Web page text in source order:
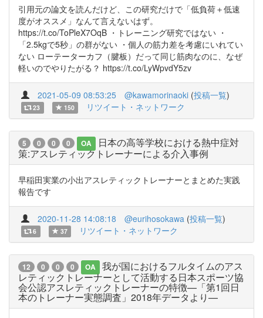
引用元の論文を読んだけど、この研究だけで「低負荷＋低速
度がオススメ」なんて言えないはず。
https://t.co/ToPleX7OqB ・トレーニング研究ではない ・
「2.5kgで5秒」の群がない ・個人の筋力差を考慮にいれてい
ない ローテーターカフ（腱板）だって同じ筋肉なのに、なぜ
軽いのでやりたがる？ https://t.co/LyWpvdY5zv
2021-05-09 08:53:25 @kawamorinaoki (投稿一覧)
23 150 リツイート・ネットワーク
5 0 0 0 OA
日本の高等学校における熱中症対
策:アスレティックトレーナーによる介入事例
早稲田実業の小出アスレティックトレーナーとまとめた実践
報告です
2020-11-28 14:08:18 @eurihosokawa (投稿一覧)
6 37 リツイート・ネットワーク
12 0 0 0 OA
我が国におけるフルタイムのアス
レティックトレーナーとして活動する日本スポーツ協
会公認アスレティックトレーナーの特徴—「第1回日
本のトレーナー実態調査」2018年データより—